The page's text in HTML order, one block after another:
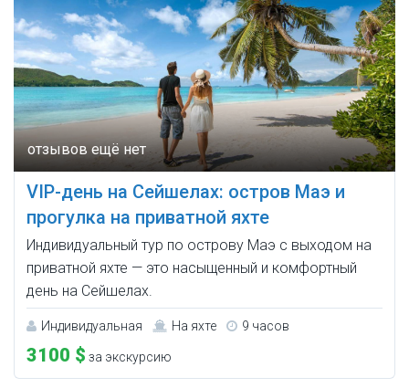
VIP-день на Сейшелах: остров Маэ и
прогулка на приватной яхте
Индивидуальный тур по острову Маэ с выходом на
приватной яхте — это насыщенный и комфортный
день на Сейшелах.
Индивидуальная На яхте 9 часов
3100 $ за экскурсию